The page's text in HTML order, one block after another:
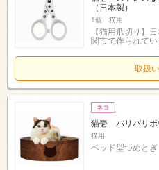
（日本製）
1個 猫用
【猫用爪切り】
関市で作られてい
取扱
猫壱 バリバリ
猫用
ベッド型つめとぎ